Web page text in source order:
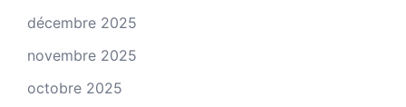
décembre 2025
novembre 2025
octobre 2025